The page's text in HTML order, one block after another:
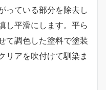
っている部分を除去し
し平滑にします。平ら
て調色した塗料で塗装
リアを吹付けて馴染ま